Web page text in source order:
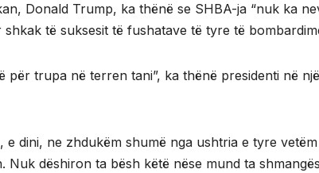
Donald Trump, ka thënë se SHBA-ja “nuk ka
të suksesit të fushatave të tyre të
për trupa në terren tani”, ka thënë presidenti në
e dini, ne zhdukëm shumë nga ushtria e tyre
Nuk dëshiron ta bësh këtë nëse mund ta